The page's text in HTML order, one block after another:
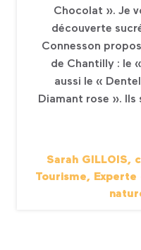
Chocolat ». Je
découverte
Connesson
de Chantilly : le
aussi le «
Diamant rose ».
Sarah GILLOIS,
Tourisme,